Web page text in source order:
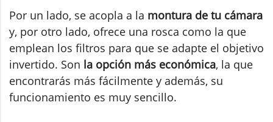
Por un lado, se acopla a la montura de tu cámara
y, por otro lado, ofrece una rosca como la que
emplean los filtros para que se adapte el objetivo
invertido. Son la opción más económica, la que
encontrarás más fácilmente y además, su
funcionamiento es muy sencillo.